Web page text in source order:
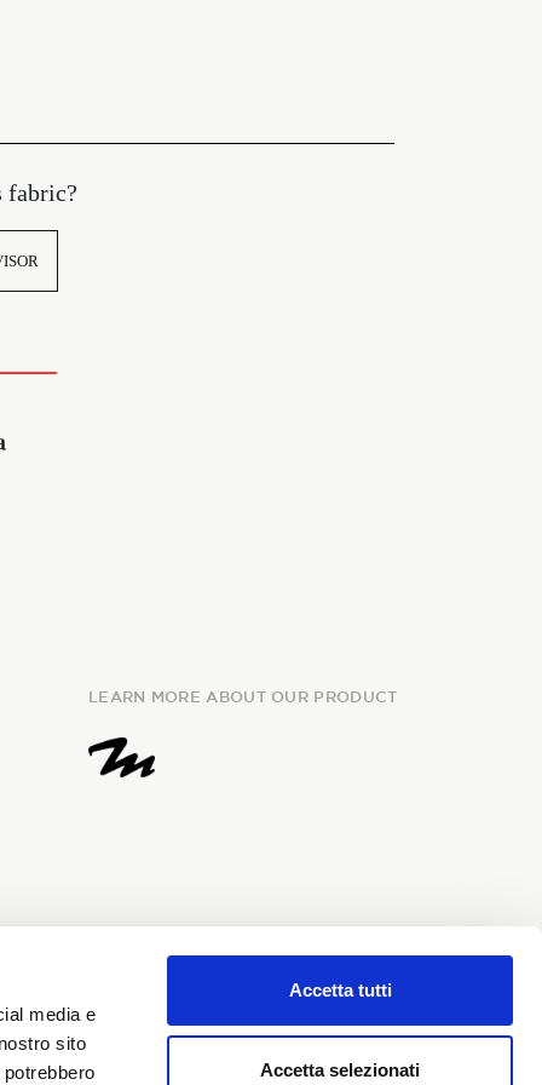
media e
sito
Accetta tutti
Accetta selezionati
fabric?
LEARN MORE ABOUT OUR PRODUCT
informationand I give my
personal data for the
newsletter.